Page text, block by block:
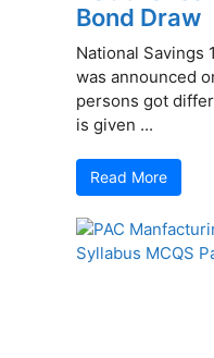
Bond Draw
National Savings
was announced
persons got
is given ...
Read More